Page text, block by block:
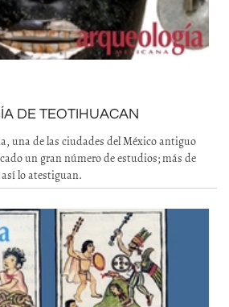
DE TEOTIHUACAN
una de las ciudades del México antiguo
un gran número de estudios; más de
lo atestiguan.